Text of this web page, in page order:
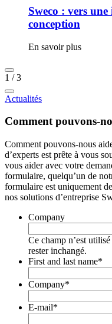
Sweco : vers
conception
En savoir plus
1 /3
Actualités
Comment pouvons-
Comment pouvons-nous
d’experts est prête à vous
vous aider avec votre
formulaire, quelqu’un de
formulaire est uniquement
nos solutions d’entreprise
Company
Ce champ n’est
rester inchangé.
First and last name*
Company*
E-mail*